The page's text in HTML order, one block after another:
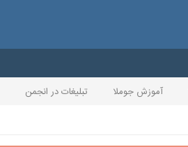
آموزش جوملا تبلیغات در انجمن